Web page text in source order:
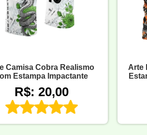
Camisa Cobra Realismo
Estampa Impactante
R$: 20,00
Arte